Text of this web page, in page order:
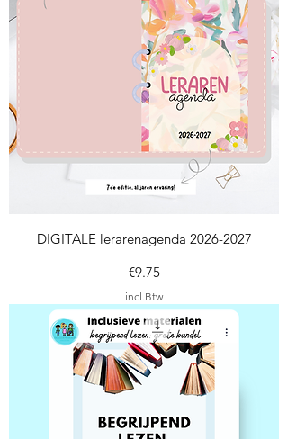
DIGITALE lerarenagenda 2026-2027
Prijs
€9.75
incl.Btw